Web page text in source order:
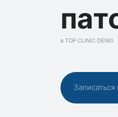
в TOP CLINIC DENIS